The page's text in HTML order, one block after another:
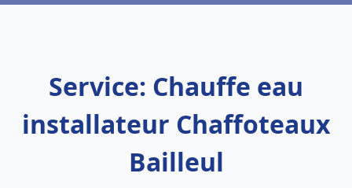
Service: Chauffe eau
installateur Chaffoteaux
Bailleul